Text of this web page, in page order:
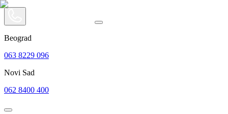
Beograd
063 8229 096
Novi Sad
062 8400 400